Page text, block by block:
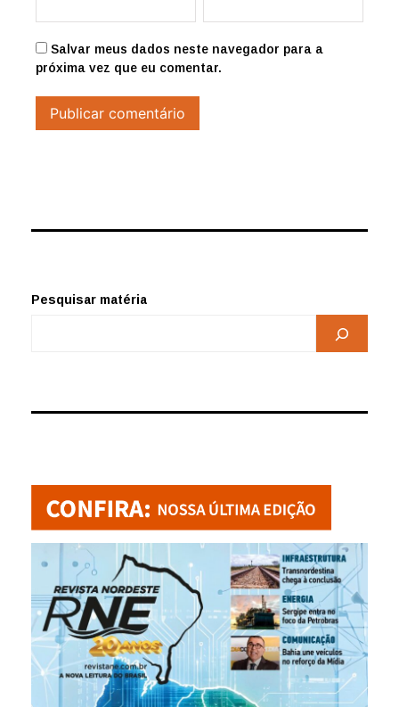
Salvar meus dados neste navegador para a
próxima vez que eu comentar.
Pesquisar matéria